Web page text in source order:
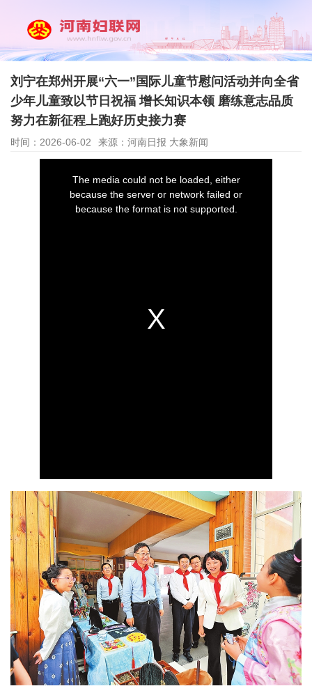
刘宁在郑州开展“六一”国际儿童节慰问活动并向全省
少年儿童致以节日祝福 增长知识本领 磨练意志品质
努力在新征程上跑好历史接力赛
时间：2026-06-02 来源：河南日报 大象新闻